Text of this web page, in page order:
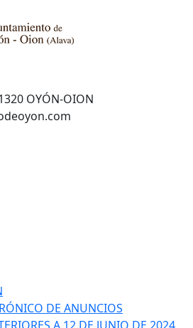
OYÓN-OION
DE ANUNCIOS